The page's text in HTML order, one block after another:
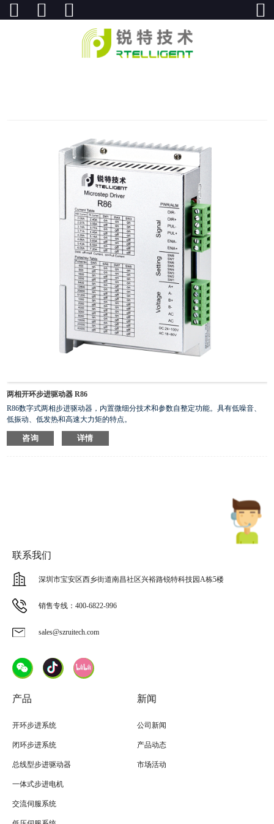
两相开环步进驱动器 R86
R86数字式两相步进驱动器，内置微细分技术和参数自整定功能。具有低噪音、
低振动、低发热和高速大力矩的特点。
R86用于驱动86以下两相步进电机。
• 脉冲模式：默认单脉冲
咨询 详情
联系我们
深圳市宝安区西乡街道南昌社区兴裕路锐特科技园A栋5楼
销售专线：400-6822-996
sales@szruitech.com
产品
开环步进系统
闭环步进系统
总线型步进驱动器
一体式步进电机
交流伺服系统
新闻
公司新闻
产品动态
市场活动